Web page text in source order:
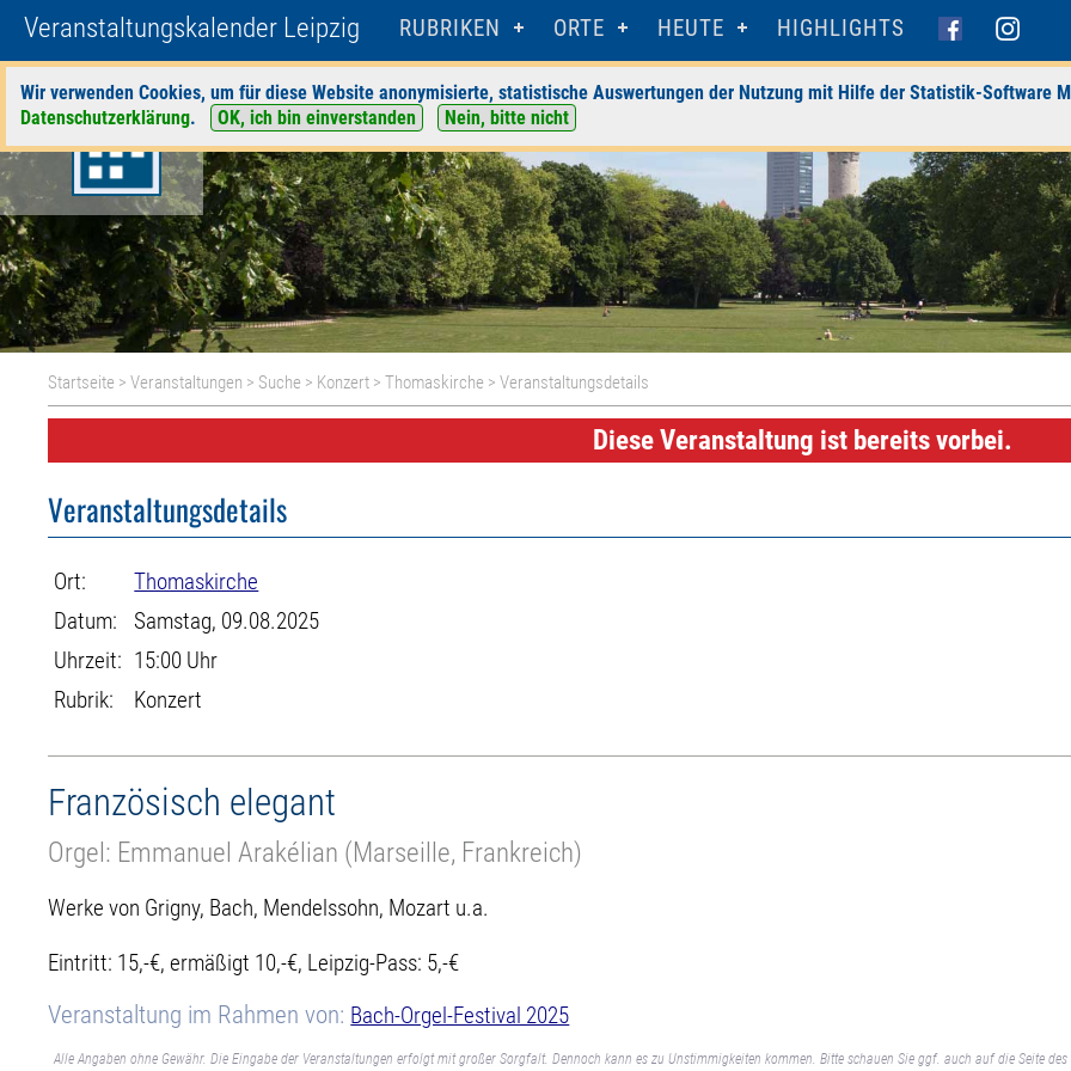
Veranstaltungskalender Leipzig RUBRIKEN ORTE HEUTE HIGHLIGHTS
Wir verwenden Cookies, um für diese Website anonymisierte, statistische Auswertungen der Nutzung mit Hilfe der Statistik-Software
Datenschutzerklärung. OK, ich bin einverstanden Nein, bitte nicht
Startseite >Veranstaltungen > Suche > Konzert >Thomaskirche > Veranstaltungsdetails
Diese Veranstaltung ist bereits vorbei.
Veranstaltungsdetails
Ort:
Thomaskirche
Datum:
Samstag, 09.08.2025
Uhrzeit: 15:00 Uhr
Rubrik:
Konzert
Französisch elegant
Orgel: Emmanuel Arakélian (Marseille, Frankreich)
Werke von Grigny, Bach, Mendelssohn, Mozart u.a.
Eintritt: 15,-€, ermäßigt 10,-€, Leipzig-Pass: 5,-€
Veranstaltung im Rahmen von: Bach-Orgel-Festival 2025
Alle Angaben ohne Gewähr. Die Eingabe der Veranstaltungen erfolgt mit großer Sorgfalt. Dennoch kann es zu Unstimmigkeiten kommen. Bitte schauen Sie ggf. auch auf die Seite